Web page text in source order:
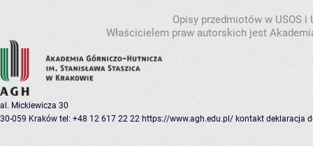
Opisy przedmiotów w USOS
Właścicielem praw autorskich jest
al. Mickiewicza 30
30-059 Kraków tel: +48 12 617 22 22 https://www.agh.edu.pl/ kontakt deklaracja